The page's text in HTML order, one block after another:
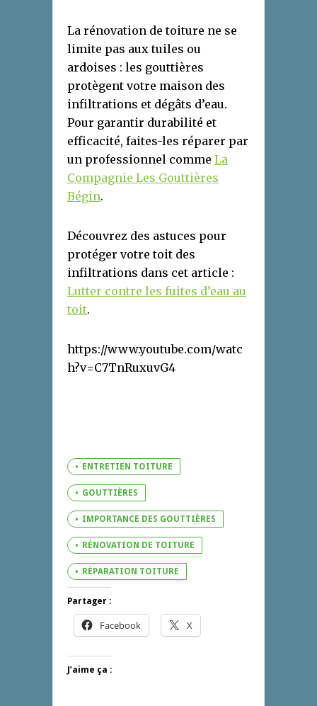
La rénovation de toiture ne se
limite pas aux tuiles ou
ardoises : les gouttières
protègent votre maison des
infiltrations et dégâts d’eau.
Pour garantir durabilité et
efficacité, faites-les réparer par
un professionnel comme La
Compagnie Les Gouttières
Bégin.
Découvrez des astuces pour
protéger votre toit des
infiltrations dans cet article :
Lutter contre les fuites d’eau au
toit.
https://www.youtube.com/watc
h?v=C7TnRuxuvG4
ENTRETIEN TOITURE
GOUTTIÈRES
IMPORTANCE DES GOUTTIÈRES
RÉNOVATION DE TOITURE
RÉPARATION TOITURE
Partager :
Facebook X
J’aime ça :